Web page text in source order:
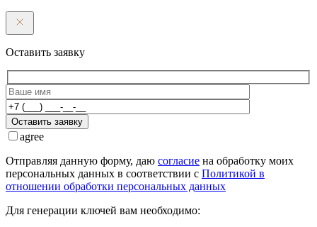
Оставить заявку
Оставить заявку
agree
Отправляя данную форму, даю согласие на обработку моих
персональных данных в соответствии с Политикой в
отношении обработки персональных данных
Для генерации ключей вам необходимо: